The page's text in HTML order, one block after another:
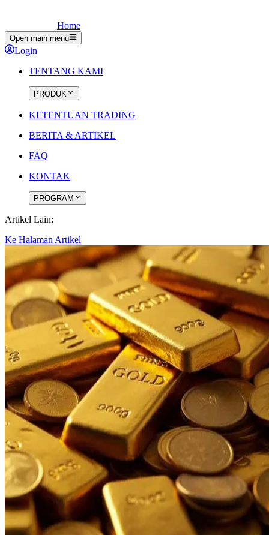
Home
Open main menu
Login
TENTANG KAMI
PRODUK
KETENTUAN TRADING
BERITA & ARTIKEL
FAQ
KONTAK
PROGRAM
Artikel Lain:
Ke Halaman Artikel